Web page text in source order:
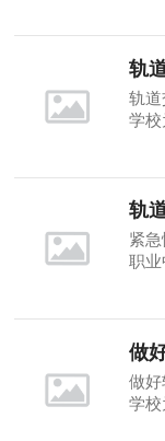
定
轨
轨
学
读
紧
职
方
备
做
做
学